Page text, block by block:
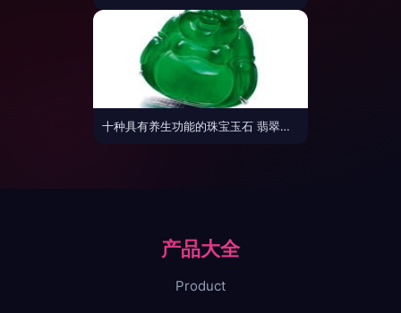
十种具有养生功能的珠宝玉石 翡翠与琥珀的养生之道
产品大全
Product